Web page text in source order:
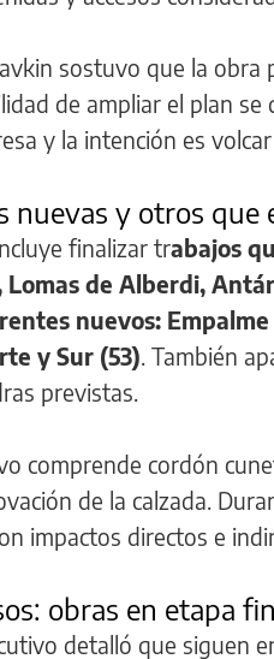
sostuvo que la
de ampliar el plan
y la intención es
nuevas y otros que
finalizar trabajos
Lomas de Alberdi,
nuevos:
y Sur (53). También
previstas.
comprende cordón
de la calzada.
impactos directos e
obras en etapa
detalló que siguen